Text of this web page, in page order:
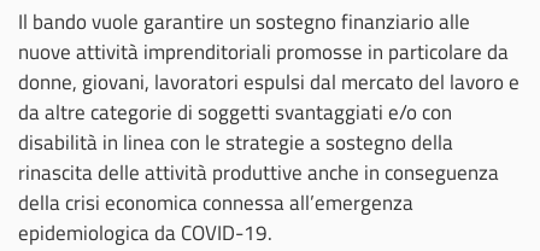
Il bando vuole garantire un sostegno finanziario alle
nuove attività imprenditoriali promosse in particolare da
donne, giovani, lavoratori espulsi dal mercato del lavoro e
da altre categorie di soggetti svantaggiati e/o con
disabilità in linea con le strategie a sostegno della
rinascita delle attività produttive anche in conseguenza
della crisi economica connessa all’emergenza
epidemiologica da COVID-19.